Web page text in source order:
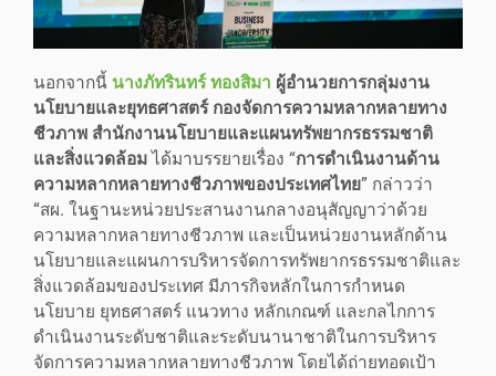
นอกจากนี้ นางภัทรินทร์ ทองสิมา ผู้อำนวยการกลุ่มงาน
นโยบายและยุทธศาสตร์ กองจัดการความหลากหลายทาง
ชีวภาพ สำนักงานนโยบายและแผนทรัพยากรธรรมชาติ
และสิ่งแวดล้อมได้มาบรรยายเรื่อง “การดำเนินงานด้าน
ความหลากหลายทางชีวภาพของประเทศไทย” กล่าวว่า
“สผ. ในฐานะหน่วยประสานงานกลางอนุสัญญาว่าด้วย
ความหลากหลายทางชีวภาพ และเป็นหน่วยงานหลักด้าน
นโยบายและแผนการบริหารจัดการทรัพยากรธรรมชาติและ
สิ่งแวดล้อมของประเทศ มีภารกิจหลักในการกำหนด
นโยบาย ยุทธศาสตร์ แนวทาง หลักเกณฑ์ และกลไกการ
ดำเนินงานระดับชาติและระดับนานาชาติในการบริหาร
จัดการความหลากหลายทางชีวภาพ โดยได้ถ่ายทอดเป้า